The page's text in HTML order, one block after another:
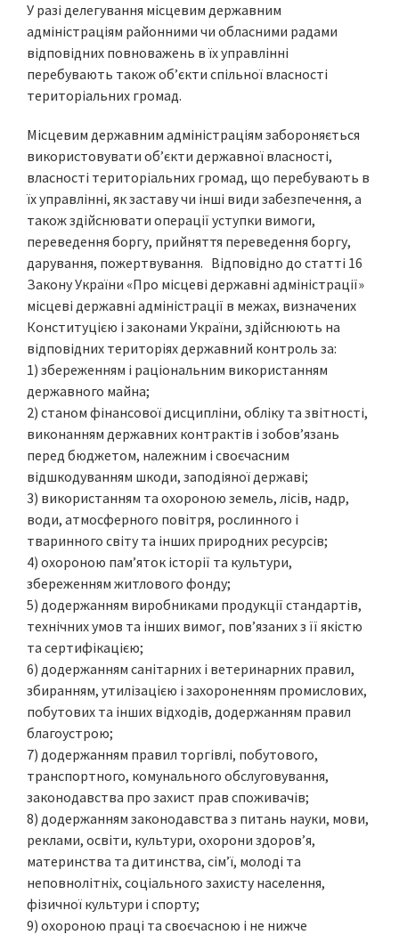
У разі делегування місцевим державним
адміністраціям районними чи обласними радами
відповідних повноважень в їх управлінні
перебувають також об’єкти спільної власності
територіальних громад.
Місцевим державним адміністраціям забороняється
використовувати об’єкти державної власності,
власності територіальних громад, що перебувають в
їх управлінні, як заставу чи інші види забезпечення, а
також здійснювати операції уступки вимоги,
переведення боргу, прийняття переведення боргу,
дарування, пожертвування. Відповідно до статті 16
Закону України «Про місцеві державні адміністрації»
місцеві державні адміністрації в межах, визначених
Конституцією і законами України, здійснюють на
відповідних територіях державний контроль за:
1) збереженням і раціональним використанням
державного майна;
2) станом фінансової дисципліни, обліку та звітності,
виконанням державних контрактів і зобов’язань
перед бюджетом, належним і своєчасним
відшкодуванням шкоди, заподіяної державі;
3) використанням та охороною земель, лісів, надр,
води, атмосферного повітря, рослинного і
тваринного світу та інших природних ресурсів;
4) охороною пам’яток історії та культури,
збереженням житлового фонду;
5) додержанням виробниками продукції стандартів,
технічних умов та інших вимог, пов’язаних з її якістю
та сертифікацією;
6) додержанням санітарних і ветеринарних правил,
збиранням, утилізацією і захороненням промислових,
побутових та інших відходів, додержанням правил
благоустрою;
7) додержанням правил торгівлі, побутового,
транспортного, комунального обслуговування,
законодавства про захист прав споживачів;
8) додержанням законодавства з питань науки, мови,
реклами, освіти, культури, охорони здоров’я,
материнства та дитинства, сім’ї, молоді та
неповнолітніх, соціального захисту населення,
фізичної культури і спорту;
9) охороною праці та своєчасною і не нижче